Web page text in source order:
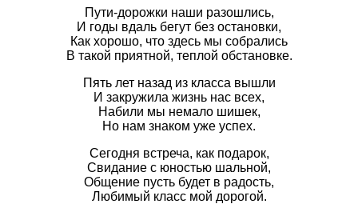
Пути-дорожки наши разошлись,
И годы вдаль бегут без остановки,
Как хорошо, что здесь мы собрались
В такой приятной, теплой обстановке.
Пять лет назад из класса вышли
И закружила жизнь нас всех,
Набили мы немало шишек,
Но нам знаком уже успех.
Сегодня встреча, как подарок,
Свидание с юностью шальной,
Общение пусть будет в радость,
Любимый класс мой дорогой.